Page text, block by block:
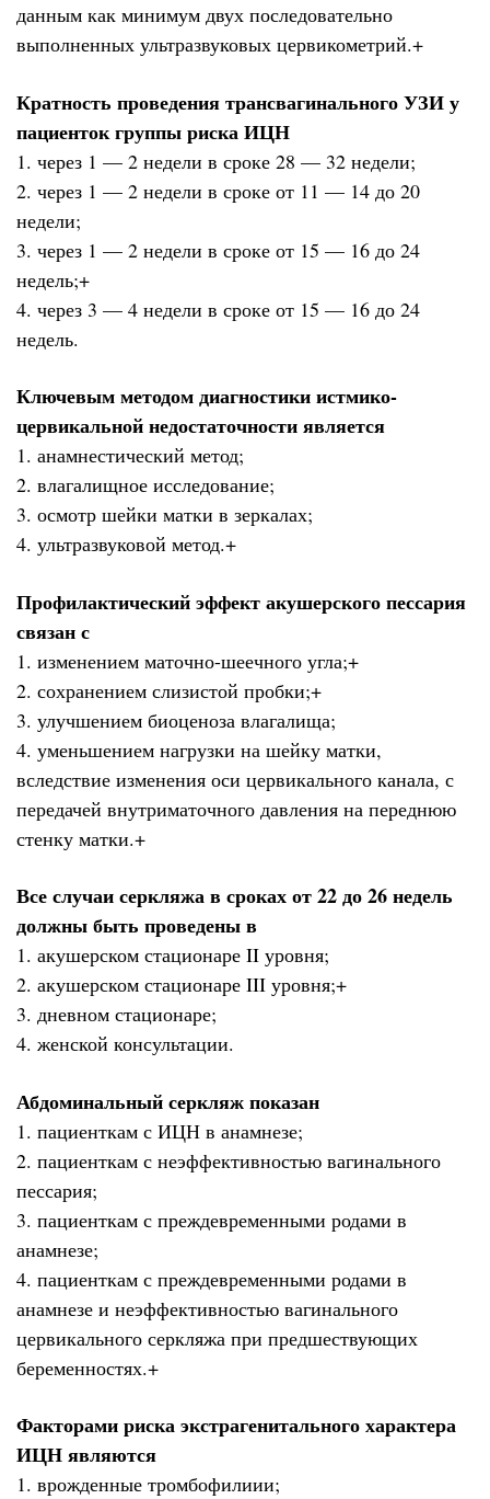
данным как минимум двух последовательно
выполненных ультразвуковых цервикометрий.+
Кратность проведения трансвагинального УЗИ у
пациенток группы риска ИЦН
1. через 1 — 2 недели в сроке 28 — 32 недели;
2. через 1 — 2 недели в сроке от 11 — 14 до 20
недели;
3. через 1 — 2 недели в сроке от 15 — 16 до 24
недель;+
4. через 3 — 4 недели в сроке от 15 — 16 до 24
недель.
Ключевым методом диагностики истмико-
цервикальной недостаточности является
1. анамнестический метод;
2. влагалищное исследование;
3. осмотр шейки матки в зеркалах;
4. ультразвуковой метод.+
Профилактический эффект акушерского пессария
связан с
1. изменением маточно-шеечного угла;+
2. сохранением слизистой пробки;+
3. улучшением биоценоза влагалища;
4. уменьшением нагрузки на шейку матки,
вследствие изменения оси цервикального канала, с
передачей внутриматочного давления на переднюю
стенку матки.+
Все случаи серкляжа в сроках от 22 до 26 недель
должны быть проведены в
1. акушерском стационаре II уровня;
2. акушерском стационаре III уровня;+
3. дневном стационаре;
4. женской консультации.
Абдоминальный серкляж показан
1. пациенткам с ИЦН в анамнезе;
2. пациенткам с неэффективностью вагинального
пессария;
3. пациенткам с преждевременными родами в
анамнезе;
4. пациенткам с преждевременными родами в
анамнезе и неэффективностью вагинального
цервикального серкляжа при предшествующих
беременностях.+
Факторами риска экстрагенитального характера
ИЦН являются
1. врожденные тромбофилиии;